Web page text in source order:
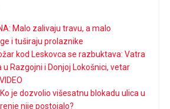
Malo zalivaju travu, a malo
i tuširaju prolaznike
kod Leskovca se razbuktava: Vatra
Razgojni i Donjoj Lokošnici, vetar
Ko je dozvolio višesatnu blokadu ulica u
nije postojalo?